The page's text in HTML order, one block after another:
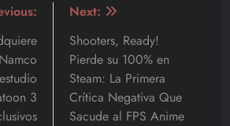
3
Next:
Shooters, Ready!
Pierde su 100% en
Steam: La Primera
Crítica Negativa Que
Sacude al FPS Anime